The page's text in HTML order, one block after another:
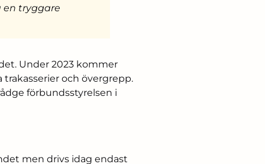
en tryggare
Under 2023 kommer
och övergrepp.
förbundsstyrelsen i
men drivs idag endast